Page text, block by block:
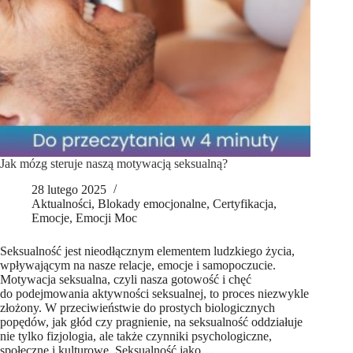
Jak mózg steruje naszą motywacją seksualną?
28 lutego 2025
Aktualności, Blokady emocjonalne, Certyfikacja,
Emocje, Emocji Moc
Seksualność jest nieodłącznym elementem ludzkiego życia,
wpływającym na nasze relacje, emocje i samopoczucie.
Motywacja seksualna, czyli nasza gotowość i chęć
do podejmowania aktywności seksualnej, to proces niezwykle
złożony. W przeciwieństwie do prostych biologicznych
popędów, jak głód czy pragnienie, na seksualność oddziałuje
nie tylko fizjologia, ale także czynniki psychologiczne,